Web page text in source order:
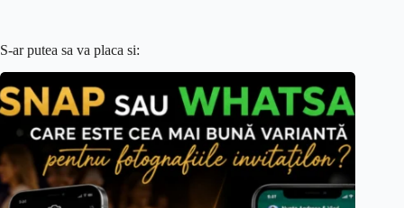
S-ar putea sa va placa si: